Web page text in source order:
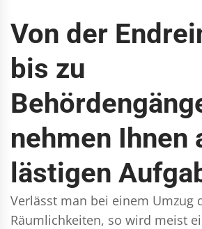
Von der
bis zu
nehmen Ihnen
lästigen
Verlässt man bei einem Umzug
Räumlichkeiten, so wird meist